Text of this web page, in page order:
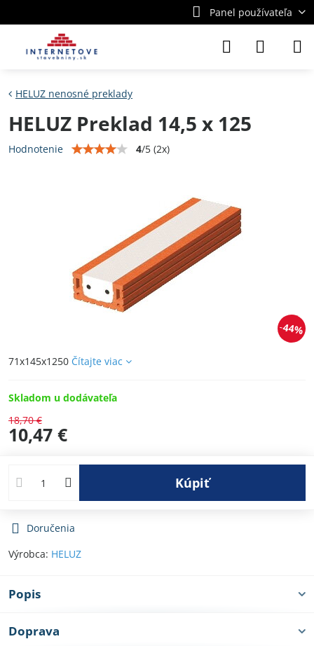
Panel používateľa
44%
HELUZ nenosné preklady
HELUZ Preklad 14,5 x 125
Hodnotenie 4/5 (2x)
71x145x1250 Čítajte viac
Skladom u dodávateľa
18,70 €
10,47 €
Kúpiť
Doručenia
Výrobca: HELUZ
Popis
Doprava